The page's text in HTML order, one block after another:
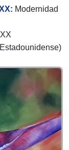
Modernidad